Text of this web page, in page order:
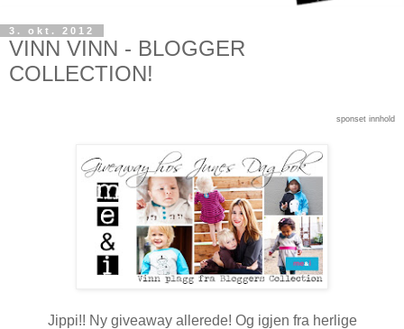
3. okt. 2012
VINN VINN - BLOGGER
COLLECTION!
sponset innhold
Jippi!! Ny giveaway allerede! Og igjen fra herlige